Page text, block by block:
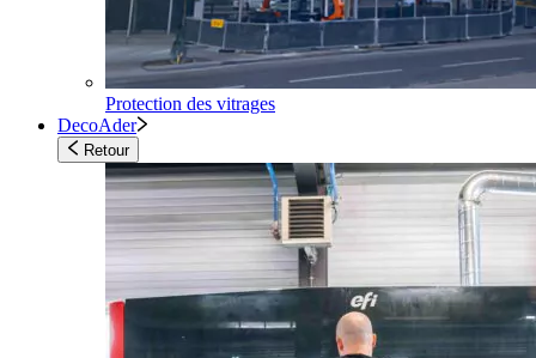
Protection des vitrages
DecoAder
Retour